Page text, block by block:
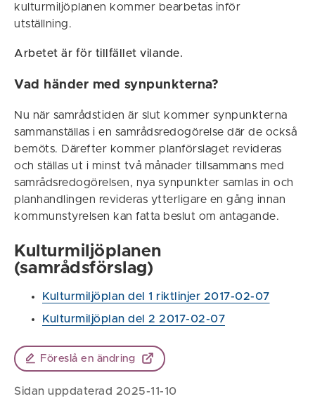
kulturmiljöplanen kommer bearbetas inför
utställning.
Arbetet är för tillfället vilande.
Vad händer med synpunkterna?
Nu när samrådstiden är slut kommer synpunkterna
sammanställas i en samrådsredogörelse där de också
bemöts. Därefter kommer planförslaget revideras
och ställas ut i minst två månader tillsammans med
samrådsredogörelsen, nya synpunkter samlas in och
planhandlingen revideras ytterligare en gång innan
kommunstyrelsen kan fatta beslut om antagande.
Kulturmiljöplanen
(samrådsförslag)
Kulturmiljöplan del 1 riktlinjer 2017-02-07
Kulturmiljöplan del 2 2017-02-07
Föreslå en ändring
Sidan uppdaterad 2025-11-10